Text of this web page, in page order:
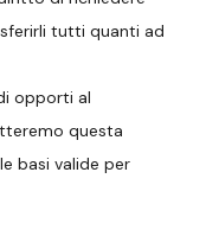
tutti quanti ad
opporti al
questa
basi valide per